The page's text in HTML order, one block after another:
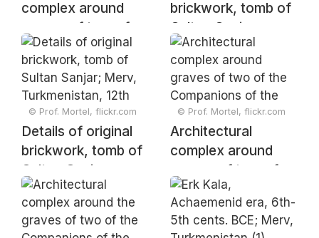
complex around
graves of two of
the Companions of
the Prophet
Muhammad,
ancient Merv,
Turkmenistan (1)
brickwork, tomb of
Sultan Sanjar;
Merv,
Turkmenistan, 12th
century (2)
© Prof. Mortel, flickr.com
Details of original
brickwork, tomb of
Sultan Sanjar;
Merv,
Turkmenistan, 12th
century (1)
© Prof. Mortel, flickr.com
Architectural
complex around
graves of two of
the Companions of
the Prophet
Muhammad,